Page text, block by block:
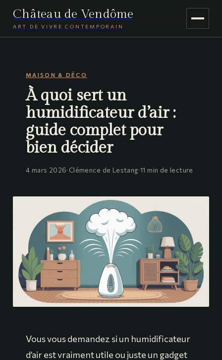
Château de Vendôme
ART DE VIVRE CONTEMPORAIN
JARDINAGE
VOYAGE
MAISON & DÉCO
À quoi sert un
humidificateur d’air :
guide complet pour
bien décider
4 mars 2026·Clémence de Lestang·11 min de lecture
Vous vous demandez si un humidificateur
d’air est vraiment utile ou juste un gadget